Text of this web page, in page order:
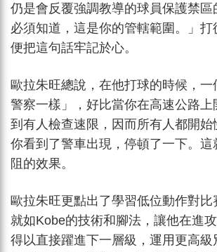
仍是會反覆強調教導的球員保護禁
必須知道，這是你的管轄範圍。」
便把這句話牢記於心。
歐拉朱旺總說，在他打球的時候，
警察一樣」，好比當你在高速公路
到有人檢查速限，因而所有人都開始
你看到了警車出現，停頓了一下。
阻的效果。
歐拉朱旺更點出了學習低位動作對比
就如Kobe的技術和腳法，讓他在進攻
得以直接躍進下一層級，運用更高